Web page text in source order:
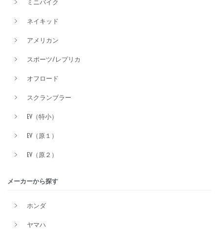
ミニバイク
ネイキッド
アメリカン
スポーツ/レプリカ
オフロード
スクランブラー
EV（特小）
EV（原１）
EV（原２）
メーカーから探す
ホンダ
ヤマハ
価格